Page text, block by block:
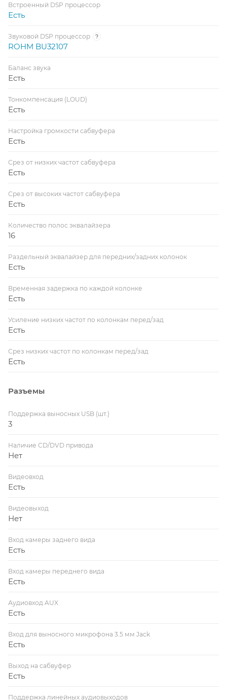
Встроенный DSP процессор
Есть
Звуковой DSP процессор ?
ROHM BU32107
Баланс звука
Есть
Тонкомпенсация (LOUD)
Есть
Настройка громкости сабвуфера
Есть
Срез от низких частот сабвуфера
Есть
Срез от высоких частот сабвуфера
Есть
Количество полос эквалайзера
16
Раздельный эквалайзер для передних/задних колонок
Есть
Временная задержка по каждой колонке
Есть
Усиление низких частот по колонкам перед/зад
Есть
Срез низких частот по колонкам перед/зад
Есть
Разъемы
Поддержка выносных USB (шт.)
3
Наличие CD/DVD привода
Нет
Видеовход
Есть
Видеовыход
Нет
Вход камеры заднего вида
Есть
Вход камеры переднего вида
Есть
Аудиовход AUX
Есть
Вход для выносного микрофона 3.5 мм Jack
Есть
Выход на сабвуфер
Есть
Поддержка линейных аудиовыходов